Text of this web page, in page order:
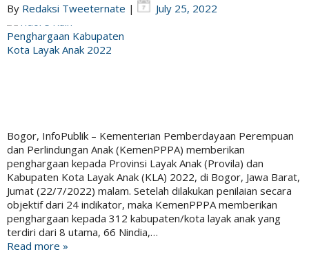
By Redaksi Tweeternate | July 25, 2022
Bogor, InfoPublik – Kementerian Pemberdayaan Perempuan
dan Perlindungan Anak (KemenPPPA) memberikan
penghargaan kepada Provinsi Layak Anak (Provila) dan
Kabupaten Kota Layak Anak (KLA) 2022, di Bogor, Jawa Barat,
Jumat (22/7/2022) malam. Setelah dilakukan penilaian secara
objektif dari 24 indikator, maka KemenPPPA memberikan
penghargaan kepada 312 kabupaten/kota layak anak yang
terdiri dari 8 utama, 66 Nindia,…
Read more »